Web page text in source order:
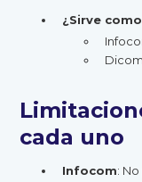
¿Sirve
cada uno
Infocom: